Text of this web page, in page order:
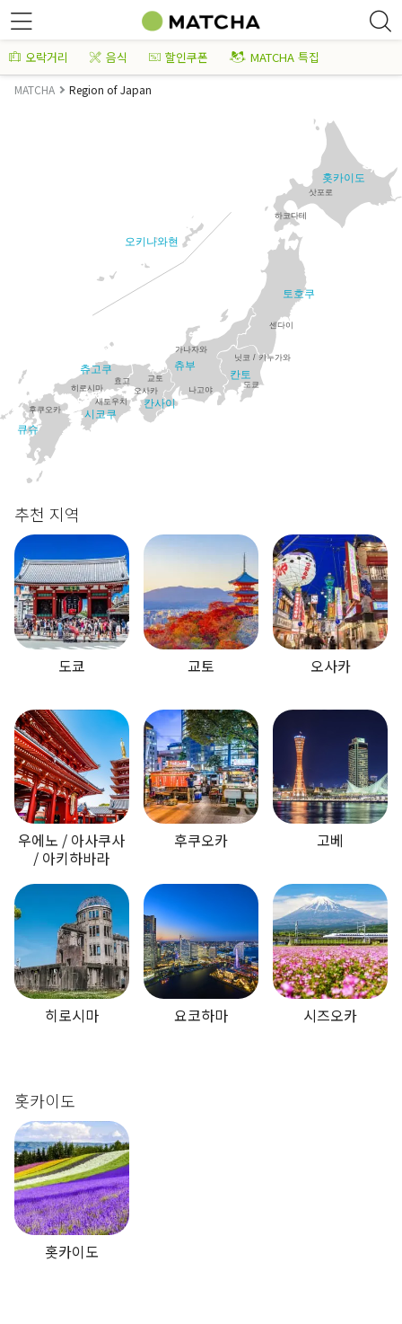
오락거리 음식 할인쿠폰 MATCHA 특집
MATCHA Region of Japan
홋카이도
토호쿠
칸토
츄부
칸사이
시코쿠
큐슈
츄고쿠
오키나와현
삿포로
하코다테
센다이
닛코 / 키누가와
도쿄
가나자와
나고야
교토
오사카
히로시마
새토우치
후쿠오카
효고
추천 지역
도쿄 교토 오사카
우에노 / 아사쿠사
/ 아키하바라
후쿠오카 고베
히로시마 요코하마 시즈오카
홋카이도
홋카이도